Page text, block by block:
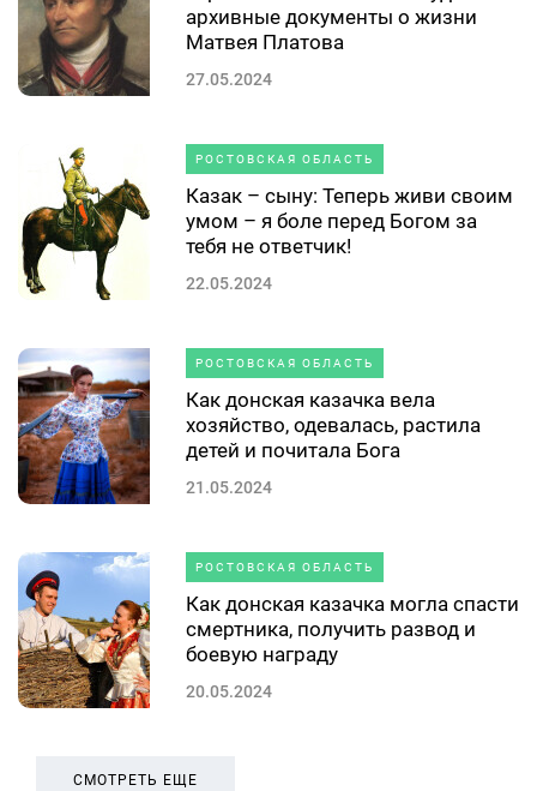
архивные документы о жизни
Матвея Платова
27.05.2024
РОСТОВСКАЯ ОБЛАСТЬ
Казак – сыну: Теперь живи своим
умом – я боле перед Богом за
тебя не ответчик!
22.05.2024
РОСТОВСКАЯ ОБЛАСТЬ
Как донская казачка вела
хозяйство, одевалась, растила
детей и почитала Бога
21.05.2024
РОСТОВСКАЯ ОБЛАСТЬ
Как донская казачка могла спасти
смертника, получить развод и
боевую награду
20.05.2024
СМОТРЕТЬ ЕЩЕ